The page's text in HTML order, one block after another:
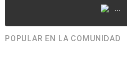
...
POPULAR EN LA COMUNIDAD